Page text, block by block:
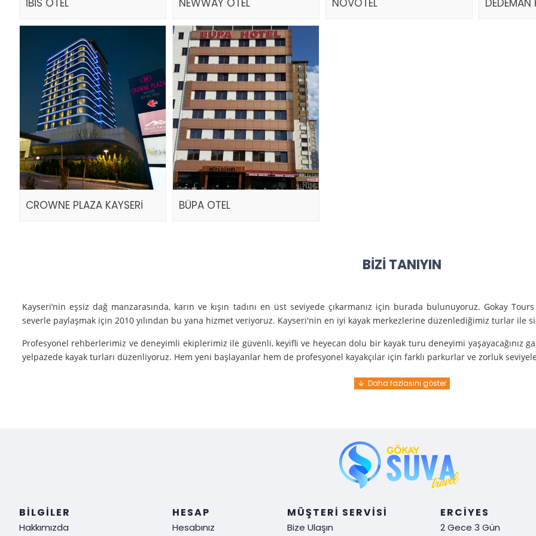
CROWNE PLAZA KAYSERİ BÜPA OTEL
BIZI TANIYIN
Kayseri’nin eşsiz dağ manzarasında, karın ve kışın tadını en üst seviyede çıkarmanız için burada bulunuyoruz. Gokay
severle paylaşmak için 2010 yılından bu yana hizmet veriyoruz. Kayseri'nin en iyi kayak merkezlerine düzenlediğimiz turlar ile
Profesyonel rehberlerimiz ve deneyimli ekiplerimiz ile güvenli, keyifli ve heyecan dolu bir kayak turu deneyimi yaşayacağınız
yelpazede kayak turları düzenliyoruz. Hem yeni başlayanlar hem de profesyonel kayakçılar için farklı parkurlar ve zorluk
Güvenlik: Kayak yaparken güvenliğiniz bizim için her şeyden önce gelir. En kaliteli ekipmanlarla ve uzman rehberlerle sizi güvenle
Müşteri Memnuniyeti: Sizin tatmin olmanız bizim için her şey demek. Tüm detayları önceden planlayarak, size özel, rahat ve
ediyoruz!
BILGILER
Hakkımızda
HESAP
Hesabınız
MÜŞTERI SERVISI
Bize Ulaşın
ERCIYES
2 Gece 3 Gün